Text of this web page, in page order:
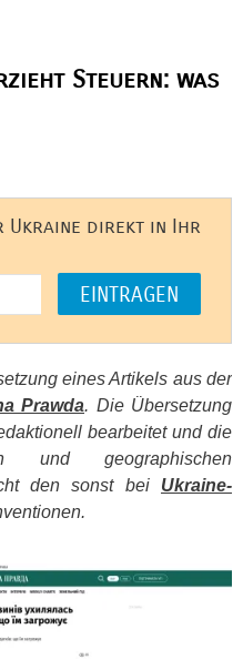
Steuern: was
Ukraine direkt in Ihr
eines Artikels aus der
Prawda. Die Übersetzung
bearbeitet und die
und geographischen
den sonst bei Ukraine-